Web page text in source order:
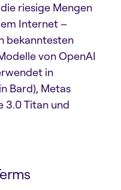
riesige Mengen
Internet –
bekanntesten
von OpenAI
in
Bard), Metas
3.0 Titan und